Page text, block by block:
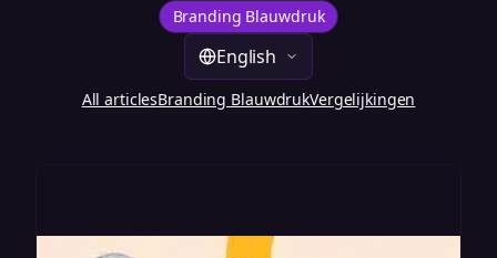
Branding Blauwdruk
English
All articlesBranding BlauwdrukVergelijkingen